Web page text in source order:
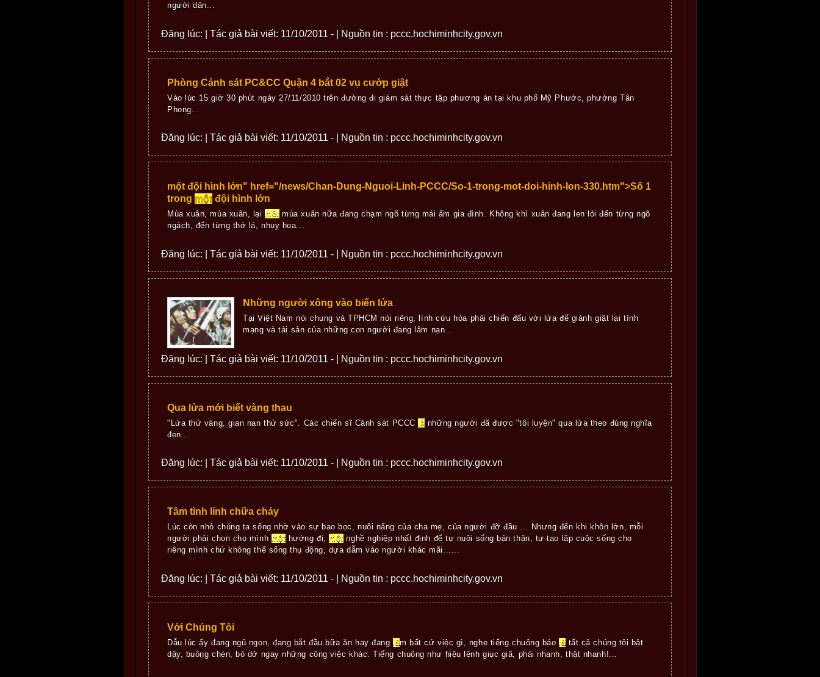
người dân...
Đăng lúc: | Tác giả bài viết: 11/10/2011 - | Nguồn tin : pccc.hochiminhcity.gov.vn
Phòng Cảnh sát PC&CC Quận 4 bắt 02 vụ cướp giật
Vào lúc 15 giờ 30 phút ngày 27/11/2010 trên đường đi giám sát thực tập phương án tại khu phố Mỹ Phước, phường Tân
Phong...
Đăng lúc: | Tác giả bài viết: 11/10/2011 - | Nguồn tin : pccc.hochiminhcity.gov.vn
một đội hình lớn" href="/news/Chan-Dung-Nguoi-Linh-PCCC/So-1-trong-mot-doi-hinh-lon-330.htm">Số 1
trong một đội hình lớn
Mùa xuân, mùa xuân, lạimột mùa xuân nữa đang chạm ngõ từng mái ấm gia đình. Không khí xuân đang len lỏi đến từng ngõ
ngách, đến từng thớ lá, nhụy hoa...
Đăng lúc: | Tác giả bài viết: 11/10/2011 - | Nguồn tin : pccc.hochiminhcity.gov.vn
Những người xông vào biển lửa
Tại Việt Nam nói chung và TPHCM nói riêng, lính cứu hỏa phải chiến đấu với lửa để giành giật lại tính
mạng và tài sản của những con người đang lâm nạn...
Đăng lúc: | Tác giả bài viết: 11/10/2011 - | Nguồn tin : pccc.hochiminhcity.gov.vn
Qua lửa mới biết vàng thau
"Lửa thử vàng, gian nan thử sức". Các chiến sĩ Cảnh sát PCCClà những người đã được "tôi luyện" qua lửa theo đúng nghĩa
đen...
Đăng lúc: | Tác giả bài viết: 11/10/2011 - | Nguồn tin : pccc.hochiminhcity.gov.vn
Tâm tình lính chữa cháy
Lúc còn nhỏ chúng ta sống nhờ vào sự bao bọc, nuôi nấng của cha mẹ, của người đỡ đầu … Nhưng đến khi khôn lớn, mỗi
người phải chọn cho mình một hướng đi,một nghề nghiệp nhất định để tự nuôi sống bản thân, tự tạo lập cuộc sống cho
riêng mình chứ không thể sống thụ động, dựa dẫm vào người khác mãi......
Đăng lúc: | Tác giả bài viết: 11/10/2011 - | Nguồn tin : pccc.hochiminhcity.gov.vn
Với Chúng Tôi
Dẫu lúc ấy đang ngủ ngon, đang bắt đầu bữa ăn hay đanglàm bất cứ việc gì, nghe tiếng chuông báo là tất cả chúng tôi bật
dậy, buông chén, bỏ dở ngay những công việc khác. Tiếng chuông như hiệu lệnh giục giã, phải nhanh, thật nhanh!...